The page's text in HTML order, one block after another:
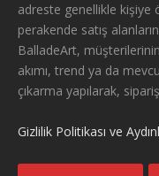
adreste genellikle
perakende satış
BalladeArt,
akımı, trend ya da
çıkarma yapılarak,
Gizlilik Politikası ve